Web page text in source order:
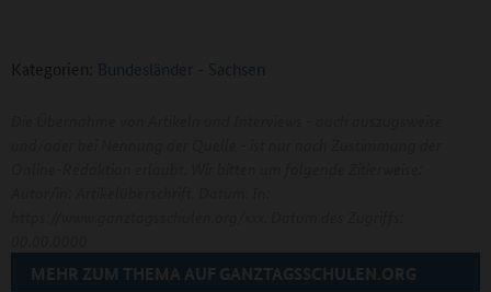
Kategorien: Bundesländer - Sachsen
MEHR ZUM THEMA AUF GANZTAGSSCHULEN.ORG